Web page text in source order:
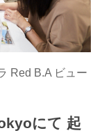
Red B.A ビュー
にて 起